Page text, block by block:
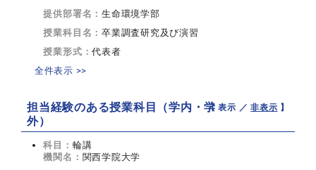
提供部署名：生命環境学部
授業科目名：卒業調査研究及び演習
授業形式：代表者
全件表示 >>
担当経験のある授業科目（学内・学
外）
【 表示 ／非表示 】
科目： 輪講
機関名： 関西学院大学